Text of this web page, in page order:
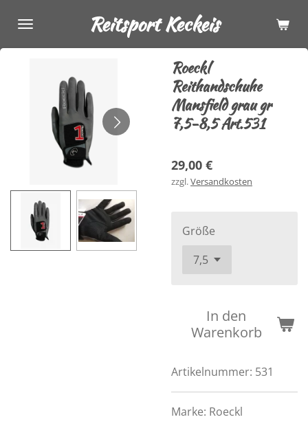
Hauptinhalt
springen
Reitsport Keckeis
Roeckl
Reithandschuhe
Mansfield grau gr
7,5-8,5 Art.531
29,00 €
zzgl.Versandkosten
Größe
In den
Warenkorb
Artikelnummer: 531
Marke: Roeckl